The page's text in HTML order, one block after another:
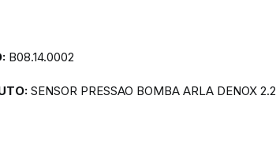
B08.14.0002
SENSOR PRESSAO BOMBA ARLA DENOX 2.2